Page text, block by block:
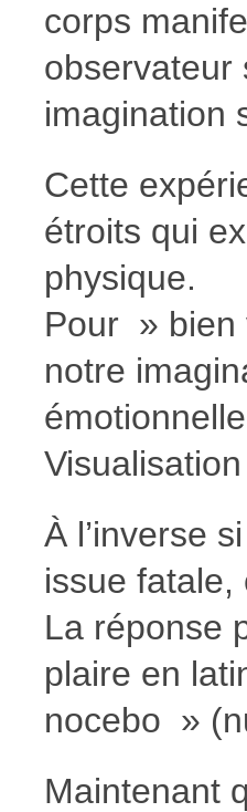
corps
observateur
imagination
Cette
étroits qui
physique.
Pour » bien
notre
À l’inverse
issue fatale,
La réponse
plaire en
nocebo »
Maintenant